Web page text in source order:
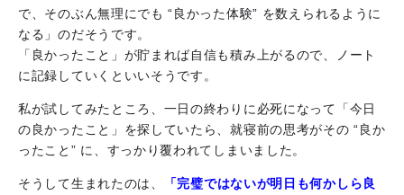
で、そのぶん無理にでも “良かった体験” を数えられるように
なる」のだそうです。
「良かったこと」が貯まれば自信も積み上がるので、ノート
に記録していくといいそうです。
私が試してみたところ、一日の終わりに必死になって「今日
の良かったこと」を探していたら、就寝前の思考がその “良か
ったこと” に、すっかり覆われてしまいました。
そうして生まれたのは、
「完璧ではないが明日も何かしら良